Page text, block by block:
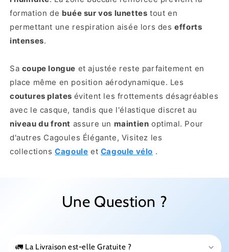
formation de buée sur vos lunettes tout en
permettant une respiration aisée lors desefforts
intenses.
Sa coupe longue et ajustée reste parfaitement en
place même en position aérodynamique. Les
coutures plates évitent les frottements désagréables
avec le casque, tandis que l'élastique discret au
niveau du front assure un maintien optimal. Pour
d'autres Cagoules Élégante, Visitez les
collectionsCagoule et Cagoule vélo .
Une Question ?
🚛 La Livraison est-elle Gratuite ?